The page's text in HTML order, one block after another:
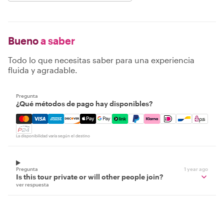
Buenoa saber
Todo lo que necesitas saber para una experiencia
fluida y agradable.
Pregunta
¿Qué métodos de pago hay disponibles?
Mastercard, Visa, Amex, Discover, Apple Pay, Google
La disponibilidad varía según el destino
Pregunta 1 year ago
Is this tour private or will other people join?
ver respuesta